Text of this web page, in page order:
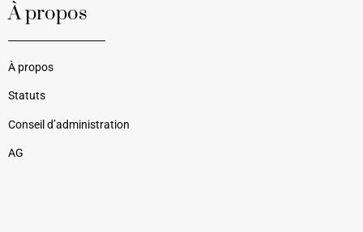
À propos
À propos
Statuts
Conseil d’administration
AG